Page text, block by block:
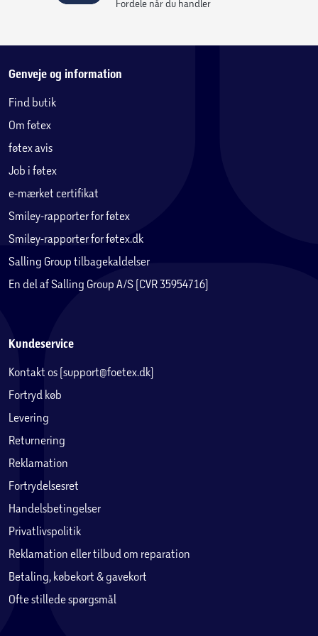
Fordele når du handler
Genveje og information
Find butik
Om føtex
føtex avis
Job i føtex
e-mærket certifikat
Smiley-rapporter for føtex
Smiley-rapporter for føtex.dk
Salling Group tilbagekaldelser
En del af Salling Group A/S (CVR 35954716)
Kundeservice
Kontakt os (support@foetex.dk)
Fortryd køb
Levering
Returnering
Reklamation
Fortrydelsesret
Handelsbetingelser
Privatlivspolitik
Reklamation eller tilbud om reparation
Betaling, købekort & gavekort
Ofte stillede spørgsmål